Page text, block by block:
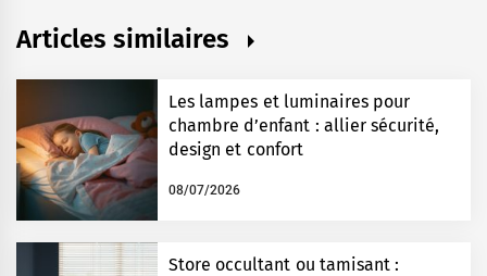
Articles similaires
Les lampes et luminaires pour
chambre d’enfant : allier sécurité,
design et confort
08/07/2026
Store occultant ou tamisant :